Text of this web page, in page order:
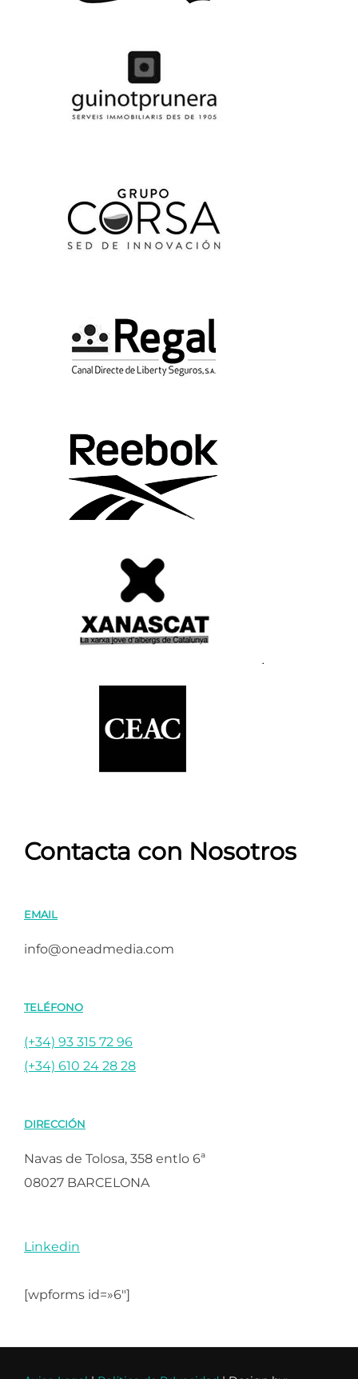
Contacta con Nosotros
EMAIL
info@oneadmedia.com
TELÉFONO
(+34) 93 315 72 96
(+34) 610 24 28 28
DIRECCIÓN
Navas de Tolosa, 358 entlo 6ª
08027 BARCELONA
Linkedin
[wpforms id=»6″]